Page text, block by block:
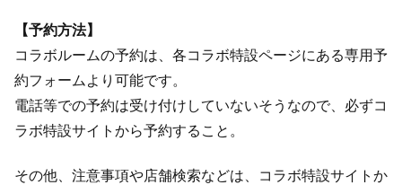
【予約方法】
コラボルームの予約は、各コラボ特設ページにある専用予
約フォームより可能です。
電話等での予約は受け付けしていないそうなので、必ずコ
ラボ特設サイトから予約すること。
その他、注意事項や店舗検索などは、コラボ特設サイトか